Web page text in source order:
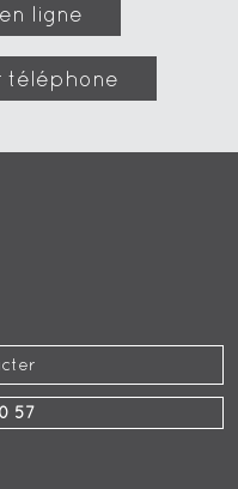
ligne
téléphone
57